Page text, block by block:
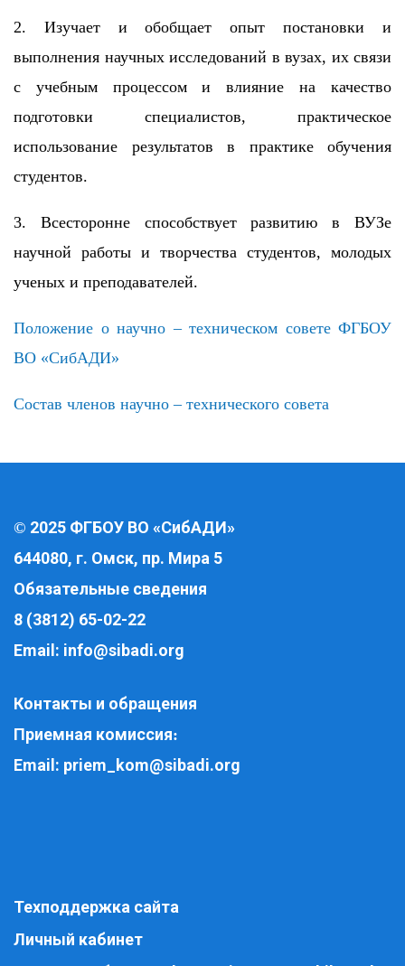
2. Изучает и обобщает опыт постановки и
выполнения научных исследований в вузах, их связи
с учебным процессом и влияние на качество
подготовки специалистов, практическое
использование результатов в практике обучения
студентов.
3. Всесторонне способствует развитию в ВУЗе
научной работы и творчества студентов, молодых
ученых и преподавателей.
Положение о научно – техническом совете ФГБОУ
ВО «СибАДИ»
Состав членов научно – технического совета
© 2025 ФГБОУ ВО «СибАДИ»
644080, г. Омск, пр. Мира 5
Обязательные сведения
8 (3812) 65-02-22
Email: info@sibadi.org
Контакты и обращения
Приемная комиссия:
Email: priem_kom@sibadi.org
Техподдержка сайта
Личный кабинет